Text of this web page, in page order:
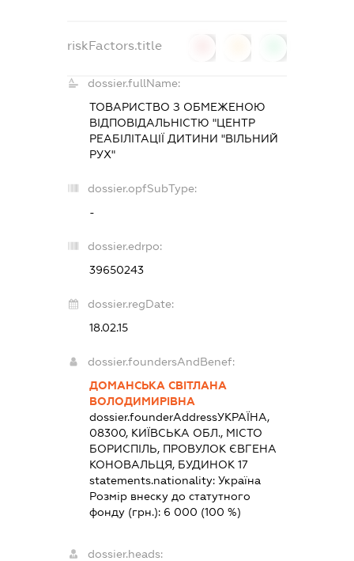
riskFactors.title
dossier.fullName:
ТОВАРИСТВО З ОБМЕЖЕНОЮ
ВІДПОВІДАЛЬНІСТЮ "ЦЕНТР
РЕАБІЛІТАЦІЇ ДИТИНИ "ВІЛЬНИЙ
РУХ"
dossier.opfSubType:
-
dossier.edrpo:
39650243
dossier.regDate:
18.02.15
dossier.foundersAndBenef:
ДОМАНСЬКА СВІТЛАНА
ВОЛОДИМИРІВНА
dossier.founderAddressУКРАЇНА,
08300, КИЇВСЬКА ОБЛ., МІСТО
БОРИСПІЛЬ, ПРОВУЛОК ЄВГЕНА
КОНОВАЛЬЦЯ, БУДИНОК 17
statements.nationality: Україна
Розмір внеску до статутного
фонду (грн.): 6 000 (100 %)
dossier.heads: